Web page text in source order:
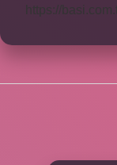
https://basi.com.tr